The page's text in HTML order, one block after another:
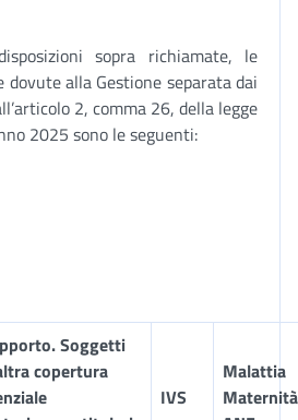
sopra richiamate, le
alla Gestione separata dai
2, comma 26, della legge
2025 sono le seguenti:
Soggetti
copertura
IVS
Malattia
Maternità